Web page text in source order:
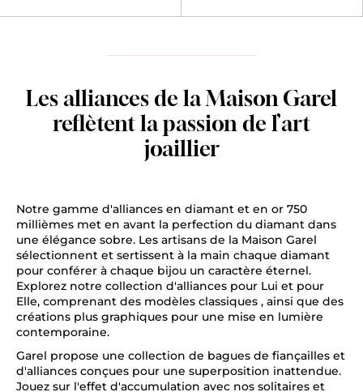
Les alliances de la Maison Garel
reflètent la passion de l’art
joaillier
Notre gamme d'alliances en diamant et en or 750
millièmes met en avant la perfection du diamant dans
une élégance sobre. Les artisans de la Maison Garel
sélectionnent et sertissent à la main chaque diamant
pour conférer à chaque bijou un caractère éternel.
Explorez notre collection d'alliances pour Lui et pour
Elle, comprenant des modèles classiques , ainsi que des
créations plus graphiques pour une mise en lumière
contemporaine.
Garel propose une collection de bagues de fiançailles et
d'alliances conçues pour une superposition inattendue.
Jouez sur l'effet d'accumulation avec nos solitaires et